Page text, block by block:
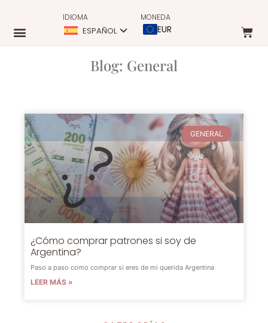
IDIOMA
ESPAÑOL
MONEDA
EUR
Blog: General
GENERAL
¿Cómo comprar patrones si soy de
Argentina?
Paso a paso como comprar si eres de mi querida Argentina
LEER MÁS »